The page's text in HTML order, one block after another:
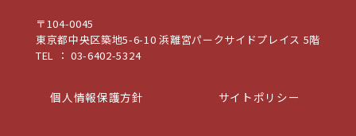
〒104-0045
東京都中央区築地5-6-10 浜離宮パークサイドプレイス 5階
TEL ： 03-6402-5324
個人情報保護方針 サイトポリシー